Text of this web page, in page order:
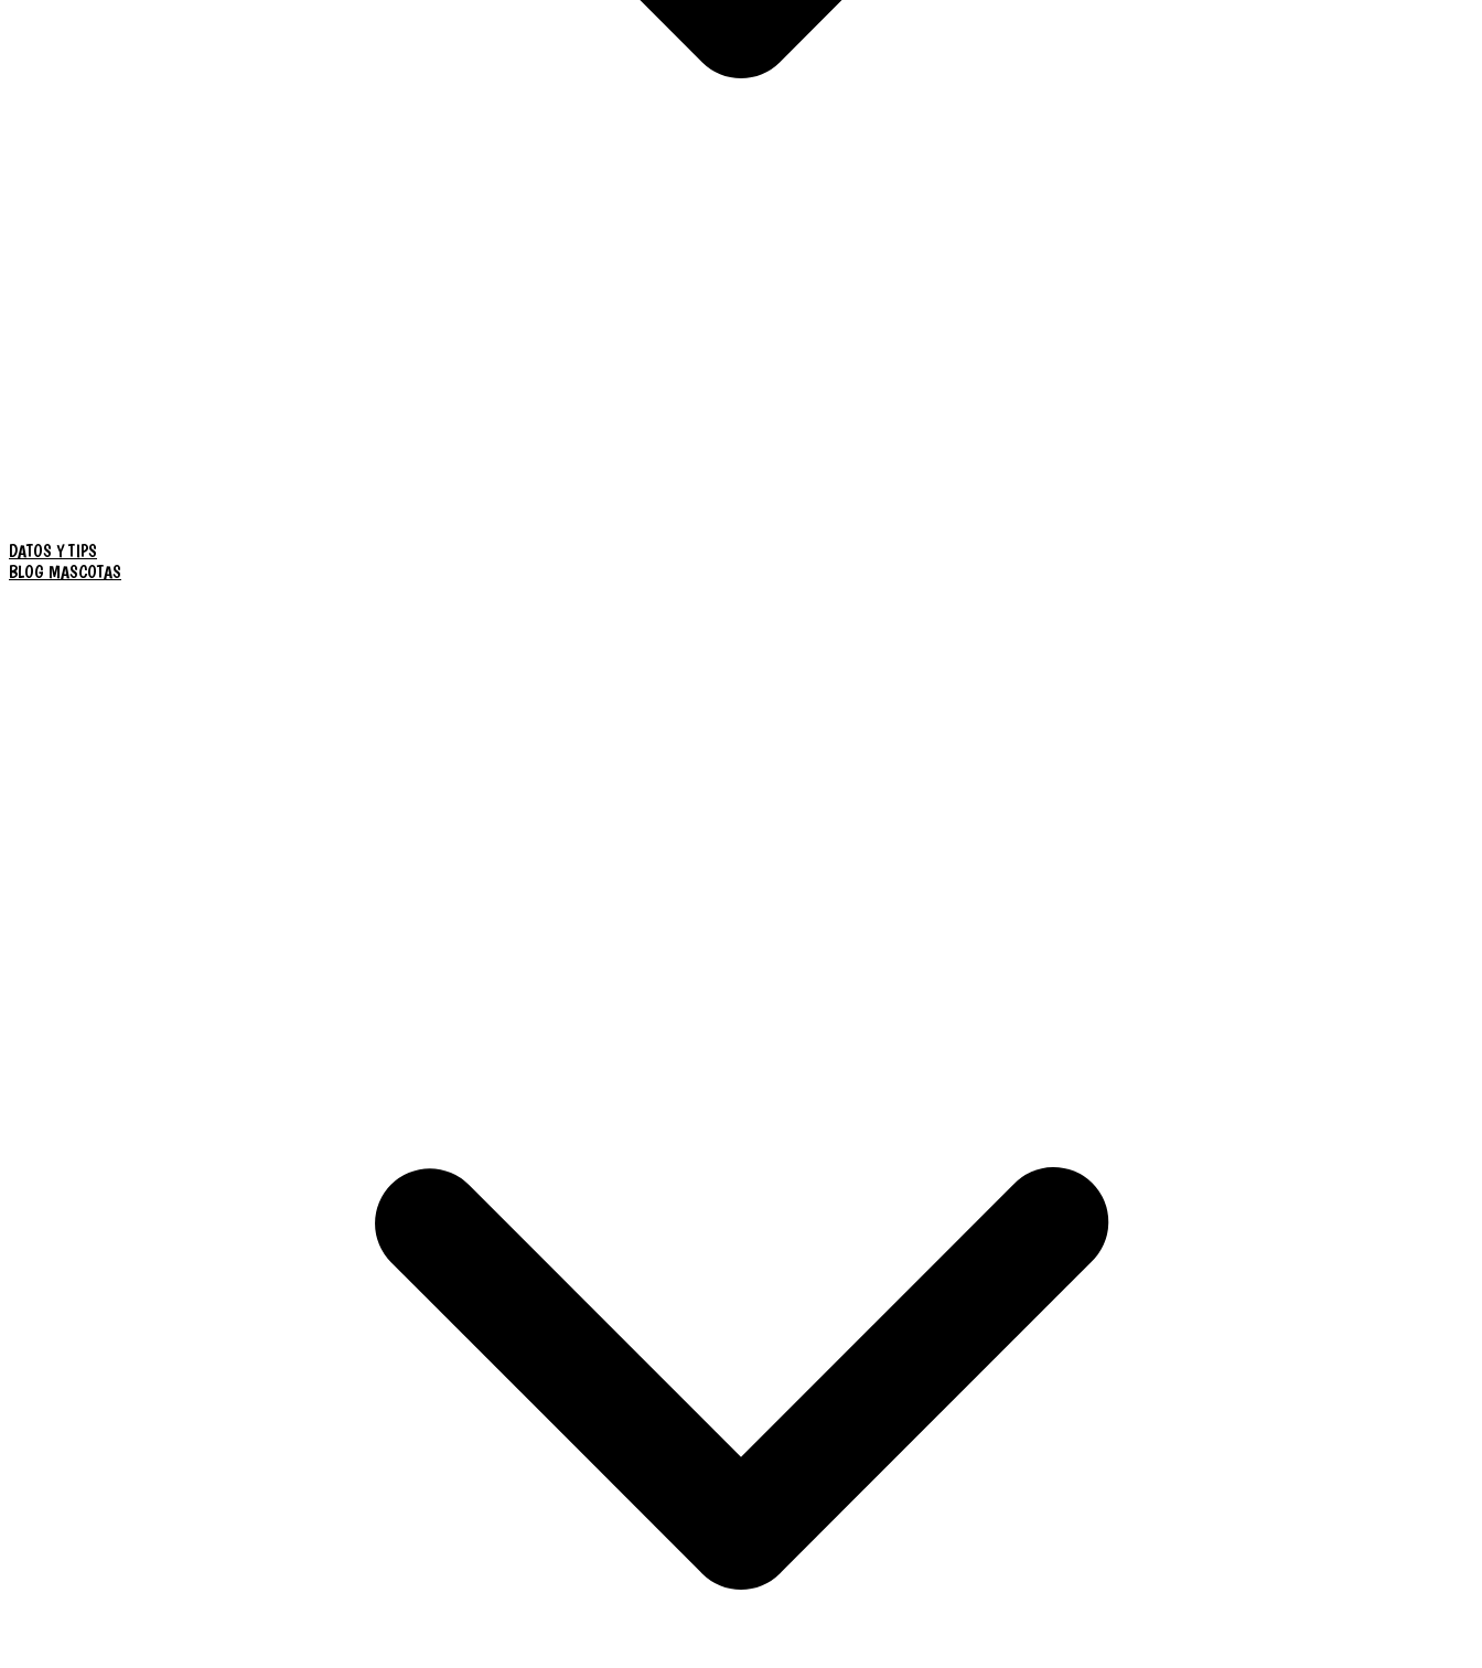
DATOS Y TIPS
BLOG MASCOTAS